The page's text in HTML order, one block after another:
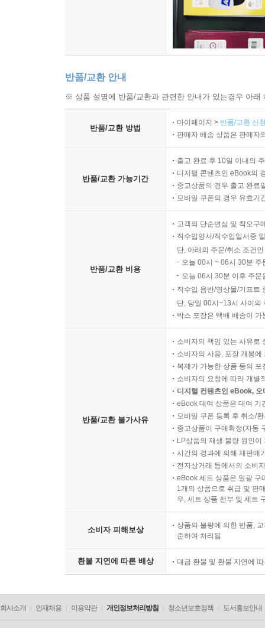
반품/교환 안내
※ 상품 설명에 반품/교환과 관련한 안내가 있는경우 아
반품/교환 방법
마이페이지 > 반품/교환 신
판매자 배송 상품은 판매자
반품/교환 가능기간
출고 완료 후 10일 이내의
디지털 콘텐츠인 eBook의
중고상품의 경우 출고 완료
모바일 쿠폰의 경우 유효기
반품/교환 비용
고객의 단순변심 및 착오구
직수입양서/직수입일서중
단, 아래의 주문/취소 조건
오늘 00시 ~ 06시 30분
오늘 06시 30분 이후 주
직수입 음반/영상물/기프트
단, 당일 00시~13시 사이의
박스 포장은 택배 배송이
반품/교환 불가사유
소비자의 책임 있는 사유로
소비자의 사용, 포장 개봉
복제가 가능한 상품 등의
소비자의 요청에 따라 개별
디지털 컨텐츠인 eBook,
eBook 대여 상품은 대여 기
모바일 쿠폰 등록 후 취소/
중고상품이 구매확정(자동
LP상품의 재생 불량 원인
시간의 경과에 의해 재판매
전자상거래 등에서의 소비
eBook 세트 상품은 일괄 구
1개의 상품으로 취급 및 판
우, 세트 상품 전부 및 세트
소비자 피해보상
상품의 불량에 의한 반품,
준하여 처리됨
환불 지연에 따른 배상 대금 환불 및 환불 지연에
회사소개 인재채용 이용약관 개인정보처리방침 청소년보호정책 도서홍보안내